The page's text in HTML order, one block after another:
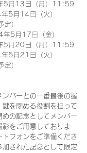
5月13日（月）11:59
5月14日（火）
）
5月17日（金）
5月20日（月）11:59
5月21日（火）
）
バーとの一番最後の握
を閉める役割を担って
めの記念としてメンバー
影をご用意しておりま
フォンをご準備くださ
加された記念として限定